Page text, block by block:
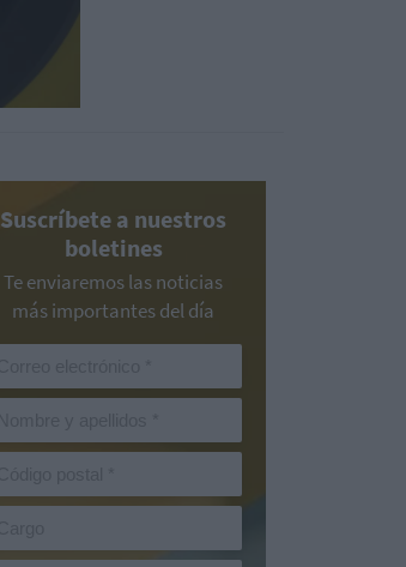
Suscríbete a nuestros
boletines
Te enviaremos las noticias
más importantes del día